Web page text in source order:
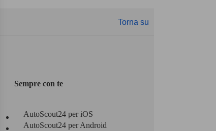
Torna su
Sempre con te
AutoScout24 per iOS
AutoScout24 per Android